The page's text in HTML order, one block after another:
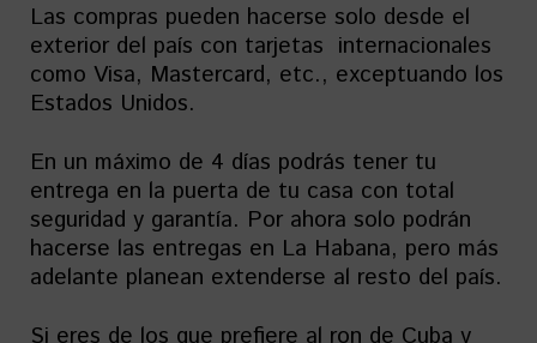
Las compras pueden hacerse solo desde el
exterior del país con tarjetas internacionales
como Visa, Mastercard, etc., exceptuando los
Estados Unidos.
En un máximo de 4 días podrás tener tu
entrega en la puerta de tu casa con total
seguridad y garantía. Por ahora solo podrán
hacerse las entregas en La Habana, pero más
adelante planean extenderse al resto del país.
Si eres de los que prefiere al ron de Cuba y